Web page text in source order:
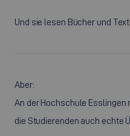
Und sie lesen Bücher und
Aber:
An der Hochschule Esslingen
die Studierenden auch echte